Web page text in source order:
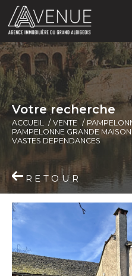
Votre recherche
ACCUEIL VENTE
PAMPELONNE GRANDE
VASTES DEPENDANCES
RETOUR